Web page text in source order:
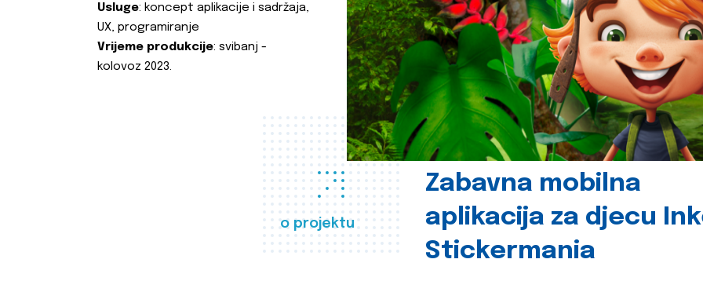
o projektu
Zabavna mobilna
aplikacija za djecu
Stickermania
Usluge: koncept aplikacije i sadržaja,
UX, programiranje
Vrijeme produkcije: svibanj -
kolovoz 2023.